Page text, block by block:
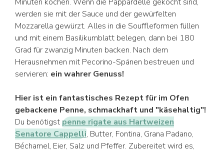
werden sie mit der Sauce und der gewürfelten
Mozzarella gewürzt. Alles in die Souffleformen füllen
und mit einem Basilikumblatt belegen, dann bei 180
Grad für zwanzig Minuten backen. Nach dem
Herausnehmen mit Pecorino-Spänen bestreuen und
servieren: ein wahrer Genuss!
Hier ist ein fantastisches Rezept für im Ofen
gebackene Penne, schmackhaft und "käsehaltig"!
Du benötigstpenne rigate aus Hartweizen
Senatore Cappelli, Butter, Fontina, Grana Padano,
Béchamel, Eier, Salz und Pfeffer. Zubereitet wird es,